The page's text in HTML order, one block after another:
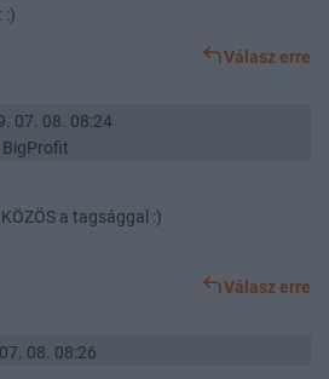
:)
Válasz erre
07. 08. 08:24
BigProfit
a tagsággal :)
Válasz erre
08. 08:26